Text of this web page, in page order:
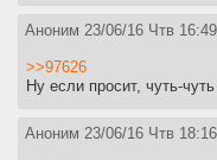
Аноним 23/06/16 Чтв
>>97626
Ну если просит, чуть-
Аноним 23/06/16 Чтв